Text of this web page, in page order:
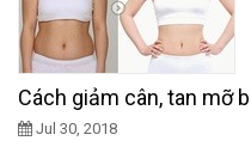
Cách giảm cân, tan mỡ
Jul 30, 2018